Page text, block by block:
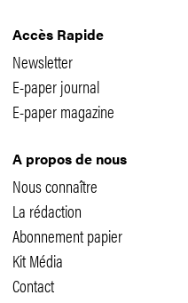
Accès Rapide
Newsletter
E-paper journal
E-paper magazine
A propos de nous
Nous connaître
La rédaction
Abonnement papier
Kit Média
Contact